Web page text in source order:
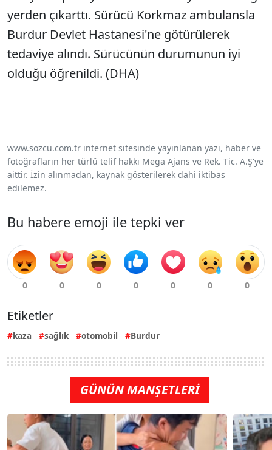
yerden çıkarttı. Sürücü Korkmaz ambulansla
Burdur Devlet Hastanesi'ne götürülerek
tedaviye alındı. Sürücünün durumunun iyi
olduğu öğrenildi. (DHA)
www.sozcu.com.tr internet sitesinde yayınlanan yazı, haber ve
fotoğrafların her türlü telif hakkı Mega Ajans ve Rek. Tic. A.Ş'ye
aittir. İzin alınmadan, kaynak gösterilerek dahi iktibas
edilemez.
Bu habere emoji ile tepki ver
Etiketler
kaza sağlık otomobil Burdur
GÜNÜN MANŞETLERİ